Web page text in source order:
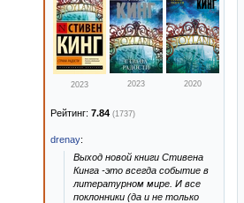
2023 2023 2020
Рейтинг: 7.84 (1737)
drenay:
Выход новой книги Стивена
Кинга -это всегда событие в
литературном мире. И все
поклонники (да и не только